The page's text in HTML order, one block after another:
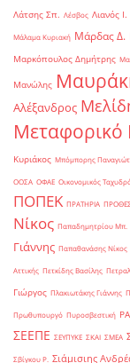
Λάτσης Σπ. Λέσβος Λιανός Ι.
Μάλαμα Κυριακή Μάρδας Δ.
Μαρκόπουλος Δημήτρης
Μανώλης
Αλέξανδρος
Μεταφορικό
Κυριάκος Μπόμπορης
ΟΟΣΑ ΟΦΑΕ Οικονομικός
ΠΟΠΕΚ ΠΡΑΤΗΡΙΑ
Νίκος Παπαδημητρίου Μπ.
Γιάννης Παπαθανάσης Νίκος
Αττικής Πετκίδης Βασίλης
Γιώργος Πλακιωτάκης Γιάννης
Πρωθυπουργό Πυροσβεστική
ΣΕΕΠΕ ΣΕΥΠΥΚΕ ΣΚΑΙ ΣΜΕΑ
Σβίγκου Ρ. Σιάμισιης